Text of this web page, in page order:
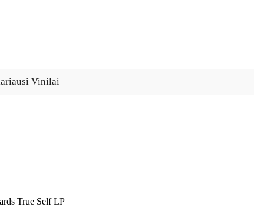
Vinilai
True Self LP